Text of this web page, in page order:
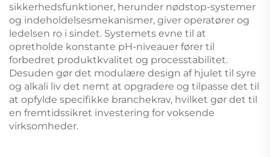
sikkerhedsfunktioner, herunder nødstop-systemer
og indeholdelsesmekanismer, giver operatører og
ledelsen ro i sindet. Systemets evne til at
opretholde konstante pH-niveauer fører til
forbedret produktkvalitet og processtabilitet.
Desuden gør det modulære design af hjulet til syre
og alkali liv det nemt at opgradere og tilpasse det til
at opfylde specifikke branchekrav, hvilket gør det til
en fremtidssikret investering for voksende
virksomheder.